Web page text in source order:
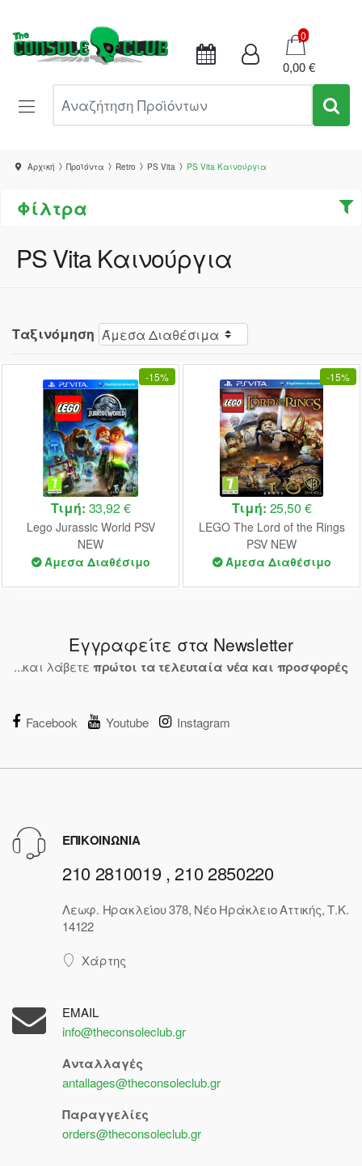
Καλάθι
0
0,00 €
Αρχική Προϊόντα Retro PS Vita PS Vita Καινούργια
Φίλτρα
PS Vita Καινούργια
Ταξινόμηση
-15%
Τιμή: 33,92 €
Lego Jurassic World PSV
NEW
Άμεσα Διαθέσιμο
-15%
Τιμή: 25,50 €
LEGO The Lord of the Rings
PSV NEW
Άμεσα Διαθέσιμο
Εγγραφείτε στα Newsletter
...και λάβετε πρώτοι τα τελευταία νέα και προσφορές
Facebook Youtube Instagram
ΕΠΙΚΟΙΝΩΝΙΑ
210 2810019 , 210 2850220
Λεωφ. Ηρακλείου 378, Νέο Ηράκλειο Αττικής, Τ.Κ.
14122
Χάρτης
EMAIL
info@theconsoleclub.gr
Ανταλλαγές
antallages@theconsoleclub.gr
Παραγγελίες
orders@theconsoleclub.gr